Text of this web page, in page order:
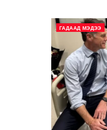
ГАДААД МЭДЭЭ